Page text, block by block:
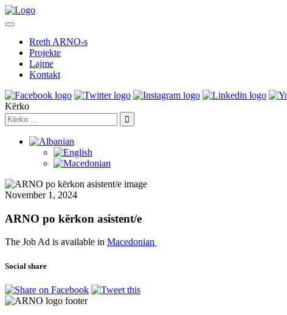
Rreth ARNO-s
Projekte
Lajme
Kontakt
Kërko
November 1, 2024
ARNO po kërkon asistent/e
The Job Ad is available in Macedonian
Social share